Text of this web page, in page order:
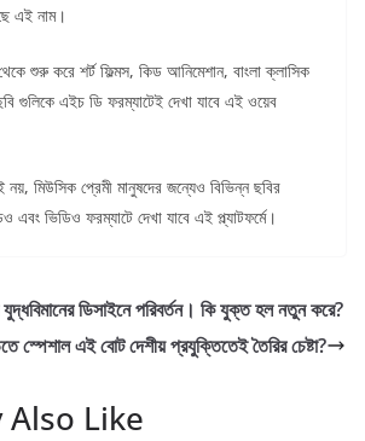
এই নাম।
শুরু করে শর্ট ফিল্মস, কিড আনিমেশান, বাংলা ক্লাসিক
গুলিকে এইচ ডি ফরম্যাটেই দেখা যাবে এই ওয়েব
নয়, মিউসিক প্রেমী মানুষদের জন্যেও বিভিন্ন ছবির
এবং ভিডিও ফরম্যাটে দেখা যাবে এই প্ল্যাটফর্মে।
যুদ্ধবিমানের ডিসাইনে পরিবর্তন। কি যুক্ত হল নতুন করে?
স্পেশাল এই বোট দেশীয় প্রযুক্তিতেই তৈরির চেষ্টা?
Also Like